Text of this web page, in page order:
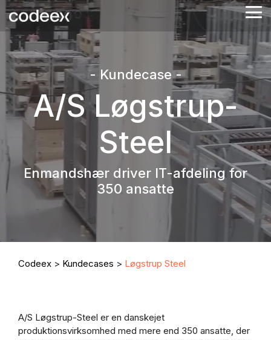
Skip
to
the
main
content.
- Kundecase -
A/S Løgstrup-
Steel
Enmandshær driver IT-afdeling for
350 ansatte
Codeex > Kundecases > Løgstrup Steel
A/S Løgstrup-Steel er en danskejet
produktionsvirksomhed med mere end 350 ansatte, der